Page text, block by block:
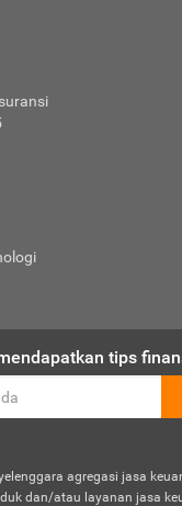
tips
agregasi jasa
dan/atau layanan jasa